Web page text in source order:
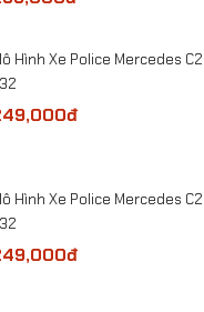
Hình Xe Police Mercedes
Hình Xe Police Mercedes